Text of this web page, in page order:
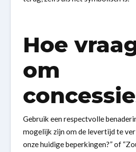
Hoe
om
Gebruik een respectvolle
mogelijk zijn om de levertijd te
onze huidige beperkingen?” of